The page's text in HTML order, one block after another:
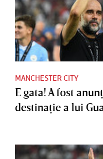
MANCHESTER CITY
E gata! A fost
destinaţie a lui